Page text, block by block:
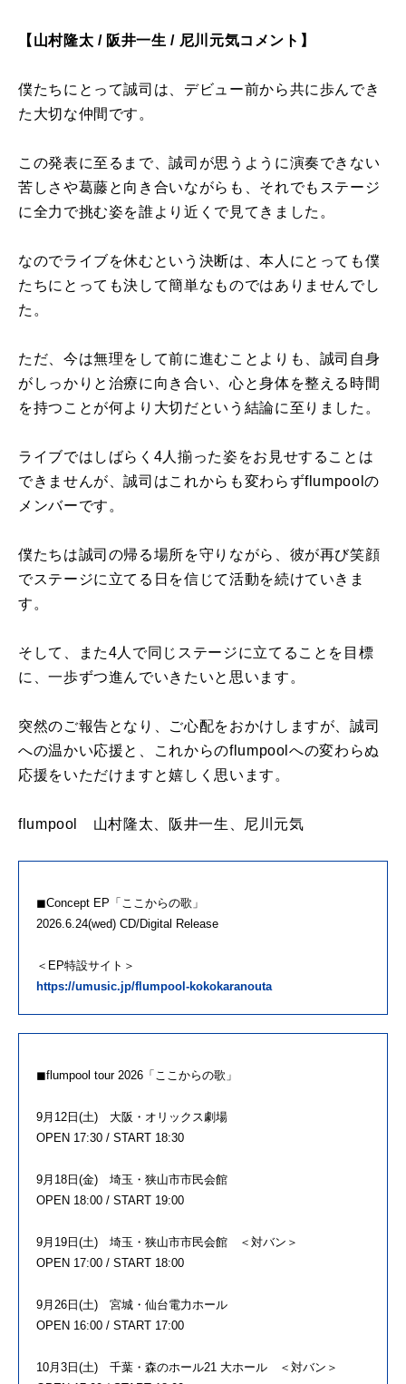
【山村隆太 / 阪井一生 / 尼川元気コメント】
僕たちにとって誠司は、デビュー前から共に歩んでき
た大切な仲間です。
この発表に至るまで、誠司が思うように演奏できない
苦しさや葛藤と向き合いながらも、それでもステージ
に全力で挑む姿を誰より近くで見てきました。
なのでライブを休むという決断は、本人にとっても僕
たちにとっても決して簡単なものではありませんでし
た。
ただ、今は無理をして前に進むことよりも、誠司自身
がしっかりと治療に向き合い、心と身体を整える時間
を持つことが何より大切だという結論に至りました。
ライブではしばらく4人揃った姿をお見せすることは
できませんが、誠司はこれからも変わらずflumpoolの
メンバーです。
僕たちは誠司の帰る場所を守りながら、彼が再び笑顔
でステージに立てる日を信じて活動を続けていきま
す。
そして、また4人で同じステージに立てることを目標
に、一歩ずつ進んでいきたいと思います。
突然のご報告となり、ご心配をおかけしますが、誠司
への温かい応援と、これからのflumpoolへの変わらぬ
応援をいただけますと嬉しく思います。
flumpool 山村隆太、阪井一生、尼川元気
◼︎Concept EP「ここからの歌」
2026.6.24(wed) CD/Digital Release
＜EP特設サイト＞
https://umusic.jp/flumpool-kokokaranouta
◼︎flumpool tour 2026「ここからの歌」
9月12日(土) 大阪・オリックス劇場
OPEN 17:30 / START 18:30
9月18日(金) 埼玉・狭山市市民会館
OPEN 18:00 / START 19:00
9月19日(土) 埼玉・狭山市市民会館 ＜対バン＞
OPEN 17:00 / START 18:00
9月26日(土) 宮城・仙台電力ホール
OPEN 16:00 / START 17:00
10月3日(土) 千葉・森のホール21 大ホール ＜対バン＞